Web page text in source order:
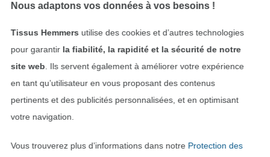
(7,72 € / 1 m²)
(12,21 € / 1 m²)
Nous adaptons vos données à vos besoins !
Tissus Hemmers utilise des cookies et d’autres technologies
pour garantir la fiabilité, la rapidité et la sécurité de notre
site web . Ils servent également à améliorer votre expérience
en tant qu’utilisateur en vous proposant des contenus
pertinents et des publicités personnalisées, et en optimisant
votre navigation.
Vous trouverez plus d’informations dans notre Protection des